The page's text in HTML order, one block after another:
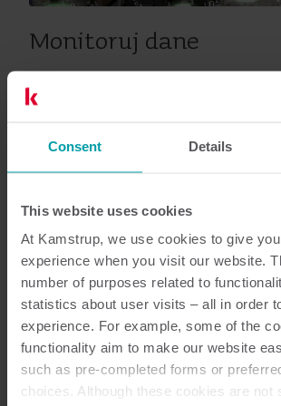
Consent Details
This website uses cookies
At Kamstrup, we use cookies to give
experience when you visit our website.
number of purposes related to
statistics about user visits – all in order
experience. For example, some of the
functionality aim to make our website
such as pre-completed forms or
choices. Although these cookies are not
Monitoruj dane
Obsługa liczników i pozyskiwanych z
Otrzymujesz wygodny dostęp do
liczne narzędzia, które dają ci podgląd
potencjału. Dane dotyczące zużycia
wyeksportować do systemu
adres e-mail, ręcznie lub w sposób
Program READy Manager jest
interfejs użytkownika z ekranem
nawigacją opartą na ikonach, dzięki
intuicyjny i prosty w użyciu. Aby poznać
parametry w różnych częściach sieci